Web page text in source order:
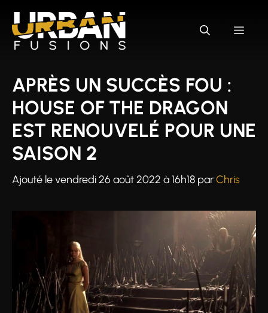
contenu
APRÈS UN SUCCÈS FOU :
HOUSE OF THE DRAGON
EST RENOUVELÉ POUR UNE
SAISON 2
Ajouté levendredi 26 août 2022 à 16h18 parChris